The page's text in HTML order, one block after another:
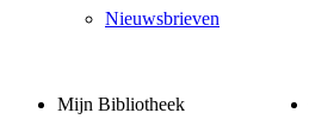
Nieuwsbrieven
Mijn Bibliotheek